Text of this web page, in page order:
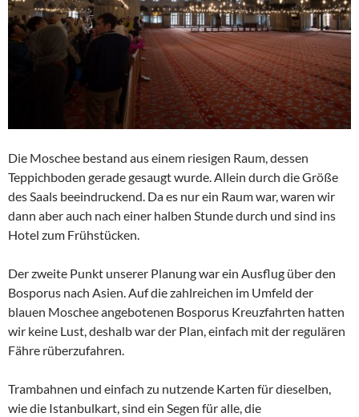
Die Moschee bestand aus einem riesigen Raum, dessen
Teppichboden gerade gesaugt wurde. Allein durch die Größe
des Saals beeindruckend. Da es nur ein Raum war, waren wir
dann aber auch nach einer halben Stunde durch und sind ins
Hotel zum Frühstücken.
Der zweite Punkt unserer Planung war ein Ausflug über den
Bosporus nach Asien. Auf die zahlreichen im Umfeld der
blauen Moschee angebotenen Bosporus Kreuzfahrten hatten
wir keine Lust, deshalb war der Plan, einfach mit der regulären
Fähre rüberzufahren.
Trambahnen und einfach zu nutzende Karten für dieselben,
wie die Istanbulkart, sind ein Segen für alle, die